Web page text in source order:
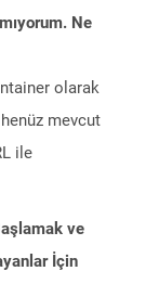
Ne
olarak
henüz mevcut
ile
ve
İçin